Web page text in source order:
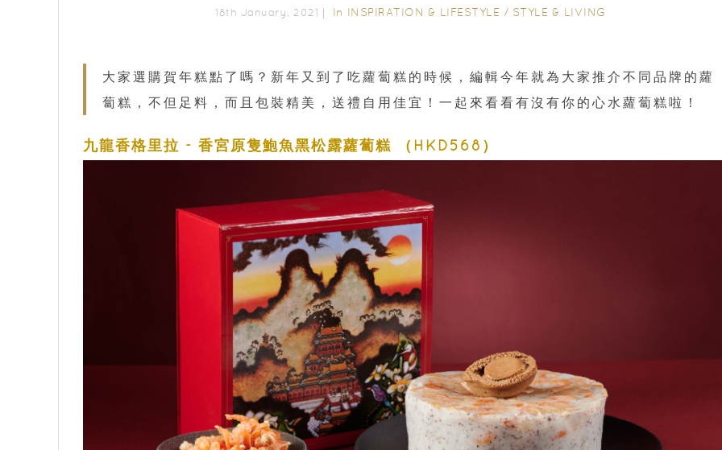
18th January, 2021｜ In INSPIRATION & LIFESTYLE / STYLE & LIVING
大家選購賀年糕點了嗎？新年又到了吃蘿蔔糕的時候，編輯今年就為大家推介不同品牌的蘿
蔔糕，不但足料，而且包裝精美，送禮自用佳宜！一起來看看有沒有你的心水蘿蔔糕啦！
九龍香格里拉 - 香宮原隻鮑魚黑松露蘿蔔糕 （HKD568）